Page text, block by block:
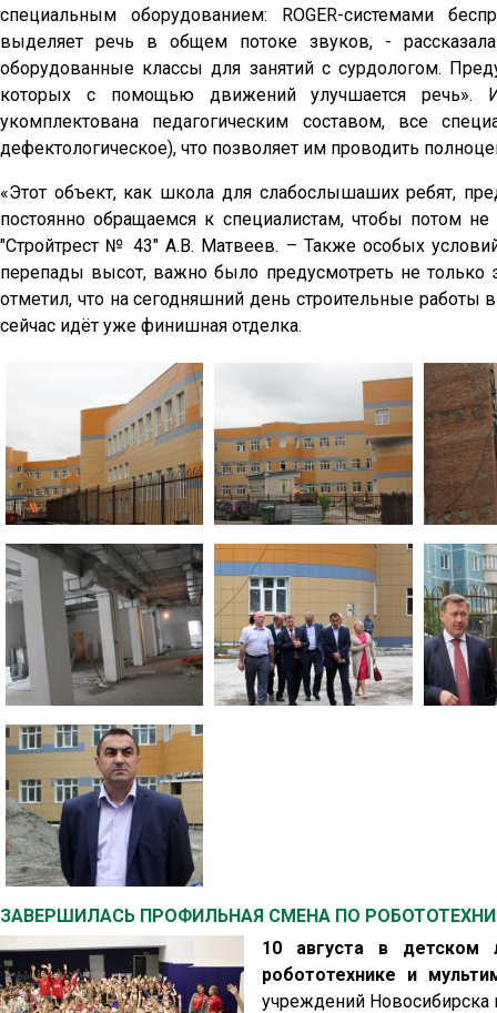
специальным оборудованием: ROGER-системами
выделяет речь в общем потоке звуков, -
оборудованные классы для занятий с сурдологом.
которых с помощью движений улучшается речь».
укомплектована педагогическим составом, все
дефектологическое), что позволяет им проводить
«Этот объект, как школа для слабослышаших ребят,
постоянно обращаемся к специалистам, чтобы потом
"Стройтрест № 43" А.В. Матвеев. – Также особых
перепады высот, важно было предусмотреть не только
отметил, что на сегодняшний день строительные работы
сейчас идёт уже финишная отделка.
ЗАВЕРШИЛАСЬ ПРОФИЛЬНАЯ СМЕНА ПО
10 августа в детском
робототехнике и
учреждений Новосибирска